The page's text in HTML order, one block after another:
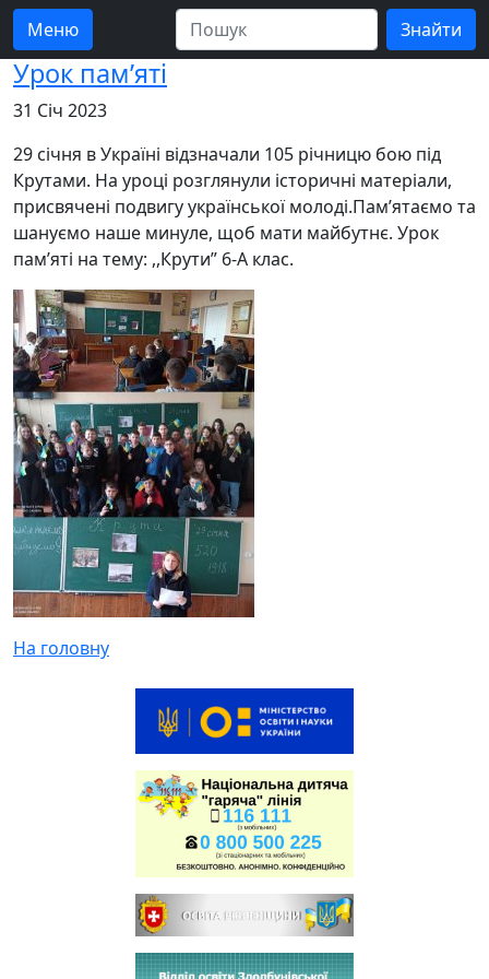
Меню
Урок пам’яті
31 Січ 2023
29 січня в Україні відзначали 105 річницю бою під
Крутами. На уроці розглянули історичні матеріали,
присвячені подвигу української молоді.Пам’ятаємо та
шануємо наше минуле, щоб мати майбутнє. Урок
пам’яті на тему: ,,Крути” 6-А клас.
На головну